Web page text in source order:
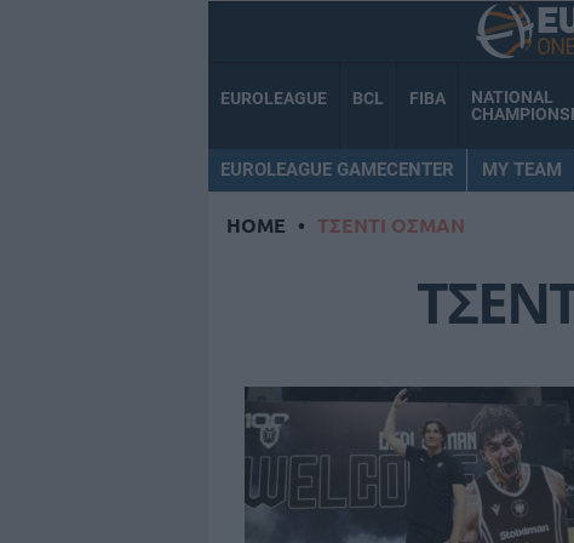
EUROLEAGUE BCL FIBA
NATIONAL
EUROLEAGUE GAMECENTER MY TEAM
HOME • ΤΣΕΝΤΙ ΟΣΜΑΝ